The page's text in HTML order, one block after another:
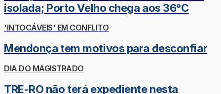
isolada; Porto Velho chega aos 36°C
'INTOCÁVEIS' EM CONFLITO
Mendonça tem motivos para desconfiar
DIA DO MAGISTRADO
TRE-RO não terá expediente nesta